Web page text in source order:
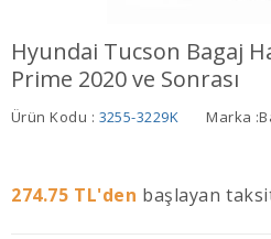
Hyundai Tucson Bagaj
Prime 2020 ve Sonrası
Ürün Kodu : 3255-3229K Marka :
274.75 TL'den başlayan